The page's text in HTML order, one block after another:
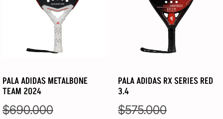
PALA ADIDAS METALBONE
TEAM 2024
$690.000
PALA ADIDAS RX SERIES RED
3.4
$575.000